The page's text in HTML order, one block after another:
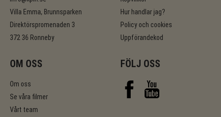
Villa Emma, Brunnsparken
Direktörspromenaden 3
372 36 Ronneby
Hur handlar jag?
Policy och cookies
Uppförandekod
OM OSS
Om oss
Se våra filmer
Vårt team
FÖLJ OSS